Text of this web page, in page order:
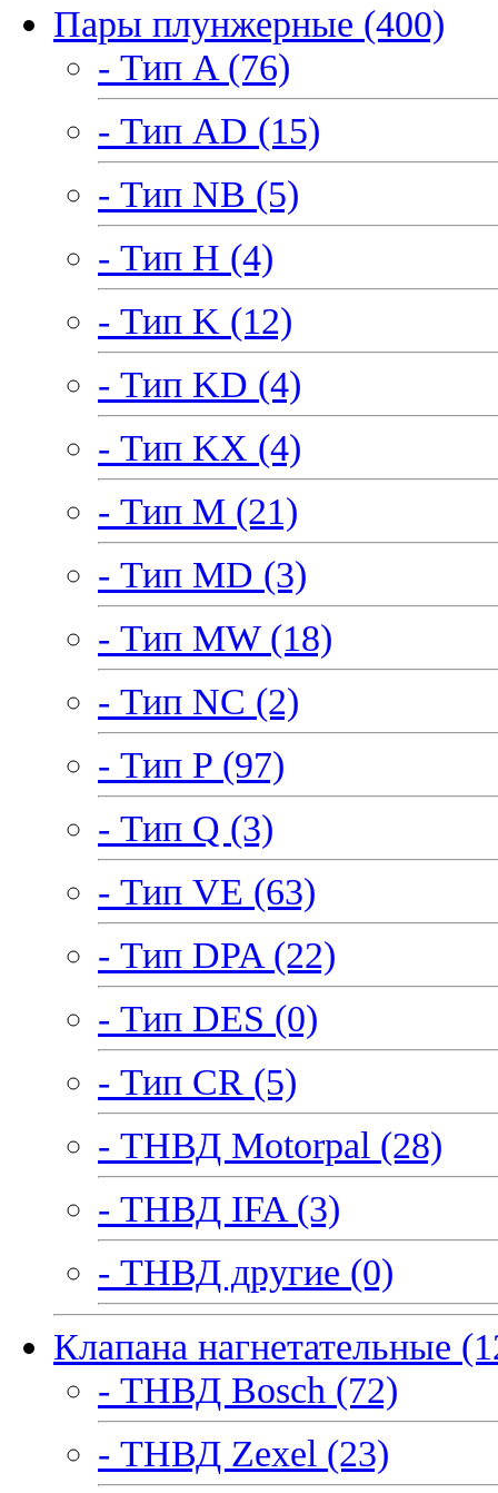
Пары плунжерные (400)
- Тип A (76)
- Тип AD (15)
- Тип NB (5)
- Тип H (4)
- Тип K (12)
- Тип KD (4)
- Тип KX (4)
- Тип M (21)
- Тип MD (3)
- Тип MW (18)
- Тип NC (2)
- Тип P (97)
- Тип Q (3)
- Тип VE (63)
- Тип DPA (22)
- Тип DES (0)
- Тип CR (5)
- ТНВД Motorpal (28)
- ТНВД IFA (3)
- ТНВД другие (0)
Клапана нагнетательные
- ТНВД Bosch (72)
- ТНВД Zexel (23)